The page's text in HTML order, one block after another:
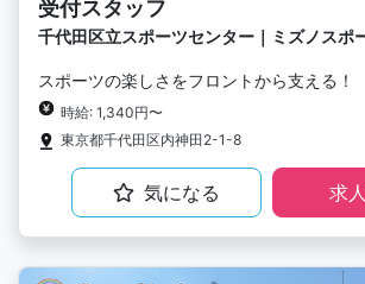
受付スタッフ
千代田区立スポーツセンター｜ミズノスポ
スポーツの楽しさをフロントから支える！
時給: 1,340円〜
東京都千代田区内神田2-1-8
気になる 求